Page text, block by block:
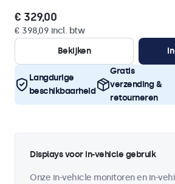
€ 329,00
€ 398,09 incl. btw
Bekijken
Langdurige
beschikbaarheid
Gratis
verzending &
retourneren
Displays voor in-vehicle gebruik
Onze in-vehicle monitoren en in-